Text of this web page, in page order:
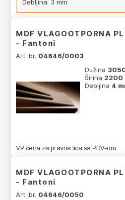
MDF VLAGOOTPORNA
- Fantoni
Art. br. 04646/0003
Dužina
Širina 2200
Debljina 4
VP cena za pravna lica sa PDV-om
MDF VLAGOOTPORNA
- Fantoni
Art. br. 04646/0050